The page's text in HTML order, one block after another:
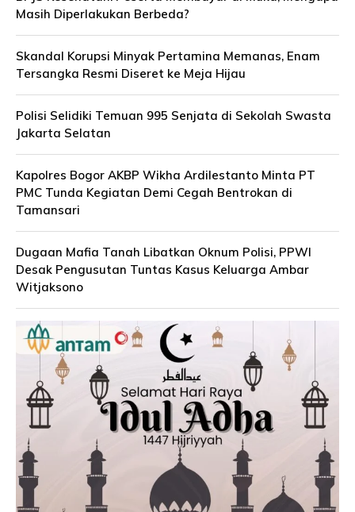
Masih Diperlakukan Berbeda?
Skandal Korupsi Minyak Pertamina Memanas, Enam
Tersangka Resmi Diseret ke Meja Hijau
Polisi Selidiki Temuan 995 Senjata di Sekolah Swasta
Jakarta Selatan
Kapolres Bogor AKBP Wikha Ardilestanto Minta PT
PMC Tunda Kegiatan Demi Cegah Bentrokan di
Tamansari
Dugaan Mafia Tanah Libatkan Oknum Polisi, PPWI
Desak Pengusutan Tuntas Kasus Keluarga Ambar
Witjaksono